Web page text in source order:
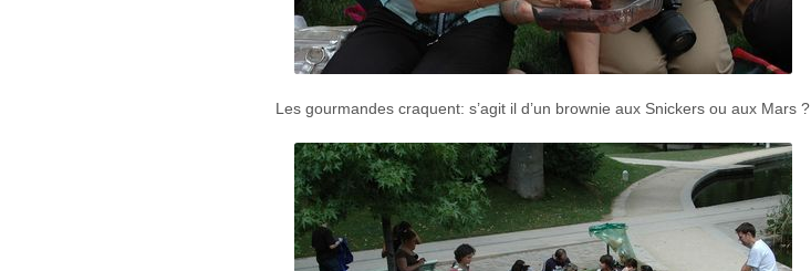
Les gourmandes craquent: s’agit il d’un brownie aux Snickers ou aux Mars ?